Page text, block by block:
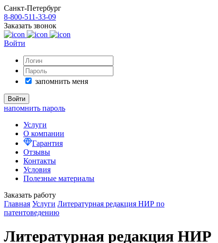
Санкт-Петербург
8-800-511-33-09
Заказать звонок
Войти
запомнить меня
напомнить пароль
Услуги
О компании
Гарантия
Отзывы
Контакты
Условия
Полезные материалы
Заказать работу
Главная Услуги Литературная редакция НИР по
патентоведению
Литературная редакция НИР